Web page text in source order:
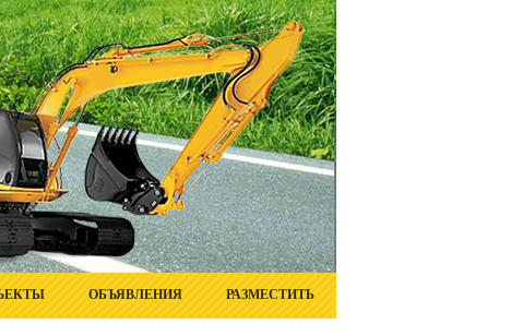
ОБЪЯВЛЕНИЯ РАЗМЕСТИТЬ